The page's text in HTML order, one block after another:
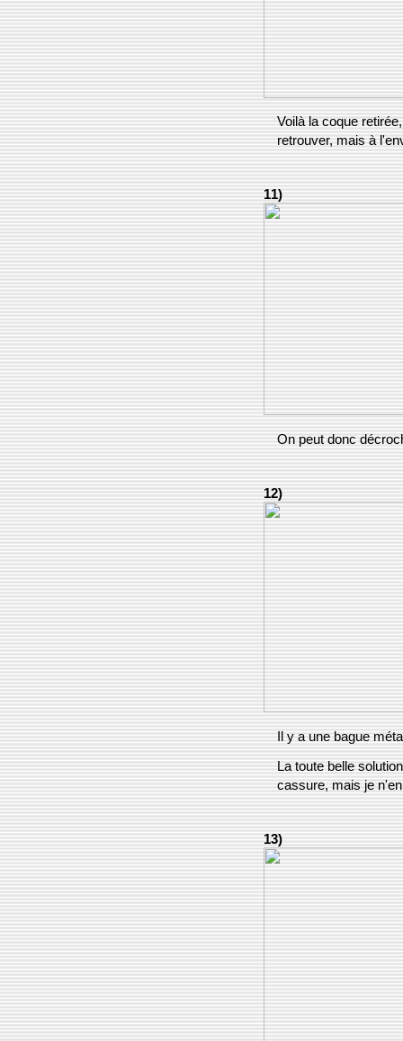
Voilà la coque
retrouver, mais à
11)
On peut donc
12)
Il y a une bague
La toute belle
cassure, mais je
13)